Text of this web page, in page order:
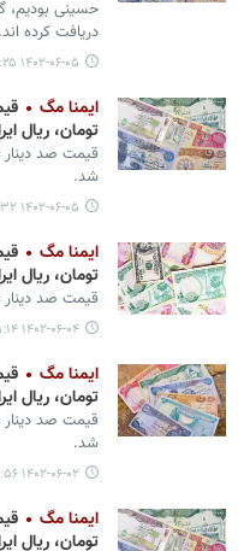
دریافت کرده اند.
۱۴۰۲-۰۶-۰۵ ۱۴:۲۵
ایمنا مگ
تومان، ریال ایران و
قیمت صد دینار
شد.
۱۴۰۲-۰۶-۰۵ ۱۱:۳۲
ایمنا مگ
تومان، ریال ایران و
قیمت صد دینار
۱۴۰۲-۰۶-۰۴ ۱۵:۱۴
ایمنا مگ
تومان، ریال ایران و
قیمت صد دینار
شد.
۱۴۰۲-۰۶-۰۲ ۱۱:۵۶
ایمنا مگ
تومان، ریال ایران و